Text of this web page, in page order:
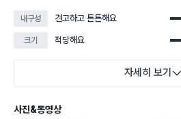
내구성 견고하고 튼튼해요
크기 적당해요
자세히 보기
사진&동영상